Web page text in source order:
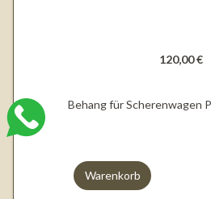
120,00 €
Behang für Scherenwagen
Warenkorb